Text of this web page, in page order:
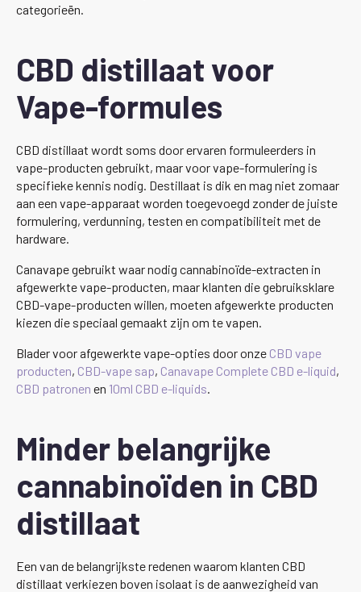
categorieën.
CBD distillaat voor
Vape-formules
CBD distillaat wordt soms door ervaren formuleerders in
vape-producten gebruikt, maar voor vape-formulering is
specifieke kennis nodig. Destillaat is dik en mag niet zomaar
aan een vape-apparaat worden toegevoegd zonder de juiste
formulering, verdunning, testen en compatibiliteit met de
hardware.
Canavape gebruikt waar nodig cannabinoïde-extracten in
afgewerkte vape-producten, maar klanten die gebruiksklare
CBD-vape-producten willen, moeten afgewerkte producten
kiezen die speciaal gemaakt zijn om te vapen.
Blader voor afgewerkte vape-opties door onze CBD vape
producten, CBD-vape sap, Canavape Complete CBD e-liquid,
CBD patronen en 10ml CBD e-liquids
Minder belangrijke
cannabinoïden in CBD
distillaat
Een van de belangrijkste redenen waarom klanten CBD
distillaat verkiezen boven isolaat is de aanwezigheid van